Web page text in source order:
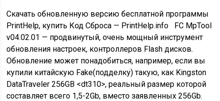
Скачать обновленную версию бесплатной программы
PrintHelp, купить Код Сброса — PrintHelp.info FC MpTool
v04.02.01 — продвинутый, очень мощный инструмент
обновления настроек, контроллеров Flash дисков.
Обновление может понадобиться, например, если вы
купили китайскую Fake(подделку) такую, как Kingston
DataTraveler 256GB <dt310>, реальный размер которой
составляет всего 1,5-2Gb, вместо заявленных 256Gb.